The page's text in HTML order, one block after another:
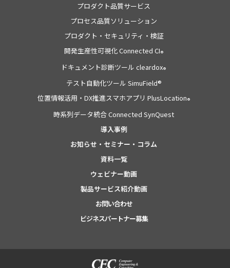
プロダクト品質サービス
プロセス品質ソリューション
プロダクト・セキュリティ・検証
開発生産性可視化 Connected CI®
ドキュメント診断ツール cleardox®
テスト自動化ツール SimuField®
位置情報活用・DX推進スマホアプリ PlusLocation®
時系列データ統合 Connected SynQuest
導入事例
お知らせ・セミナー・コラム
資料一覧
ウェビナー動画
製品サービス紹介動画
お問い合わせ
ビジネスパートナー募集